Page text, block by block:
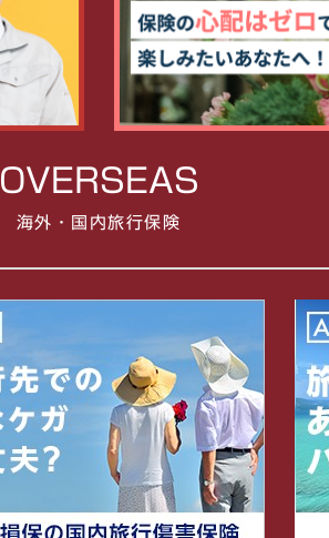
OVERSEAS
海外・国内旅行保険